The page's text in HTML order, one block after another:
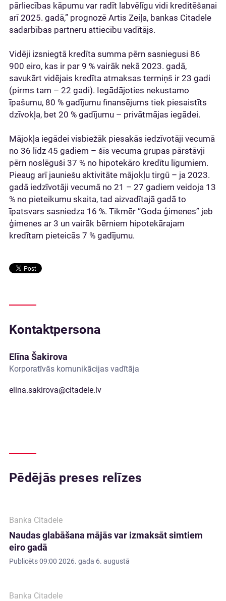
pārliecības kāpumu var radīt labvēlīgu vidi kreditēšanai
arī 2025. gadā,” prognozē Artis Zeiļa, bankas Citadele
sadarbības partneru attiecību vadītājs.
Vidēji izsniegtā kredīta summa pērn sasniegusi 86
900 eiro, kas ir par 9 % vairāk nekā 2023. gadā,
savukārt vidējais kredīta atmaksas termiņš ir 23 gadi
(pirms tam – 22 gadi). Iegādājoties nekustamo
īpašumu, 80 % gadījumu finansējums tiek piesaistīts
dzīvokļa, bet 20 % gadījumu – privātmājas iegādei.
Mājokļa iegādei visbiežāk piesakās iedzīvotāji vecumā
no 36 līdz 45 gadiem – šīs vecuma grupas pārstāvji
pērn noslēguši 37 % no hipotekāro kredītu līgumiem.
Pieaug arī jauniešu aktivitāte mājokļu tirgū – ja 2023.
gadā iedzīvotāji vecumā no 21 – 27 gadiem veidoja 13
% no pieteikumu skaita, tad aizvadītajā gadā to
īpatsvars sasniedza 16 %. Tikmēr “Goda ģimenes” jeb
ģimenes ar 3 un vairāk bērniem hipotekārajam
kredītam pieteicās 7 % gadījumu.
Kontaktpersona
Elīna Šakirova
Korporatīvās komunikācijas vadītāja
elina.sakirova@citadele.lv
Pēdējās preses relīzes
Banka Citadele
Naudas glabāšana mājās var izmaksāt simtiem
eiro gadā
Publicēts09:00 2026. gada 6. augustā
Banka Citadele